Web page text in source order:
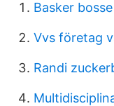
Basker
Vvs företag
Randi